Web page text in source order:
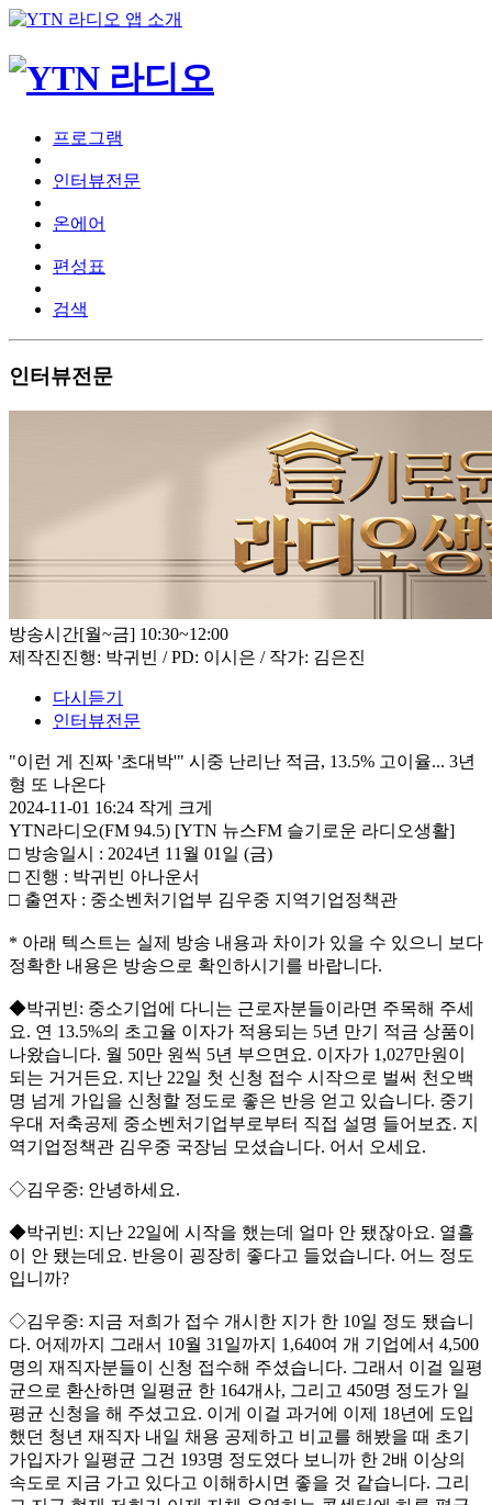
프로그램
인터뷰전문
온에어
편성표
검색
인터뷰전문
방송시간[월~금] 10:30~12:00
제작진진행: 박귀빈 / PD: 이시은 / 작가: 김은진
다시듣기
인터뷰전문
"이런 게 진짜 '초대박'" 시중 난리난 적금, 13.5% 고이율... 3년
형 또 나온다
2024-11-01 16:24 작게
크게
YTN라디오(FM 94.5) [YTN 뉴스FM 슬기로운 라디오생활]
□ 방송일시 : 2024년 11월 01일 (금)
□ 진행 : 박귀빈 아나운서
□ 출연자 : 중소벤처기업부 김우중 지역기업정책관
* 아래 텍스트는 실제 방송 내용과 차이가 있을 수 있으니 보다
정확한 내용은 방송으로 확인하시기를 바랍니다.
◆박귀빈: 중소기업에 다니는 근로자분들이라면 주목해 주세
요. 연 13.5%의 초고율 이자가 적용되는 5년 만기 적금 상품이
나왔습니다. 월 50만 원씩 5년 부으면요. 이자가 1,027만원이
되는 거거든요. 지난 22일 첫 신청 접수 시작으로 벌써 천오백
명 넘게 가입을 신청할 정도로 좋은 반응 얻고 있습니다. 중기
우대 저축공제 중소벤처기업부로부터 직접 설명 들어보죠. 지
역기업정책관 김우중 국장님 모셨습니다. 어서 오세요.
◇김우중: 안녕하세요.
◆박귀빈: 지난 22일에 시작을 했는데 얼마 안 됐잖아요. 열흘
이 안 됐는데요. 반응이 굉장히 좋다고 들었습니다. 어느 정도
입니까?
◇김우중: 지금 저희가 접수 개시한 지가 한 10일 정도 됐습니
다. 어제까지 그래서 10월 31일까지 1,640여 개 기업에서 4,500
명의 재직자분들이 신청 접수해 주셨습니다. 그래서 이걸 일평
균으로 환산하면 일평균 한 164개사, 그리고 450명 정도가 일
평균 신청을 해 주셨고요. 이게 이걸 과거에 이제 18년에 도입
했던 청년 재직자 내일 채용 공제하고 비교를 해봤을 때 초기
가입자가 일평균 그건 193명 정도였다 보니까 한 2배 이상의
속도로 지금 가고 있다고 이해하시면 좋을 것 같습니다. 그리